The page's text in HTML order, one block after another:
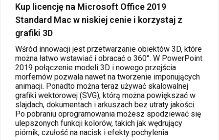
Kup licencję na Microsoft Office 2019
Standard Mac w niskiej cenie i korzystaj z
grafiki 3D
Wśród innowacji jest przetwarzanie obiektów 3D, które
można łatwo wstawiać i obracać o 360°. W PowerPoint
2019 połączenie modeli 3D i nowego przejścia
morfemów pozwala nawet na tworzenie imponujących
animacji. Ponadto można teraz używać skalowalnej
grafiki wektorowej (SVG), którą można powiększać w
slajdach, dokumentach i arkuszach bez utraty jakości.
Po pobraniu oprogramowania możesz spodziewać się
ulepszonych funkcji kolorów, takich jak wędrujący
piórnik, czułość na nacisk i efekty pochylenia